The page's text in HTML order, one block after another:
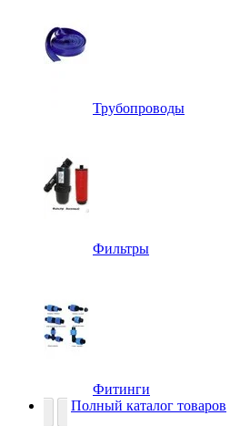
Трубопроводы
Фильтры
Фитинги
Полный каталог товаров